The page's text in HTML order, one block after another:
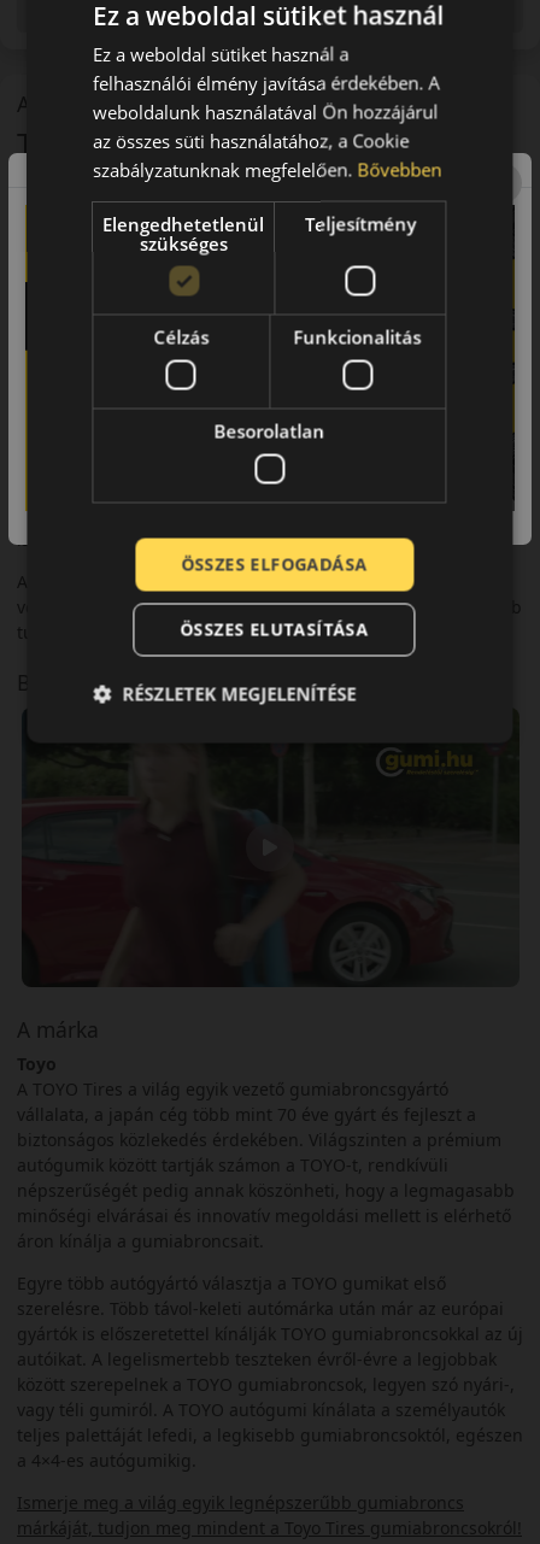
A mintázat
TOYO Proxes Comfort
A Proxes Comfort úgy lett kifejlesztve, hogy prémium szintű
stabilitást és kényelmet biztosítson a nyugodt és élvezetes
Az új futófelület-összetétel és a Proxes Comfort belső
szerkezete fokozott stabilitást, magabiztos kezelhetőséget és
kiváló fékezést biztosít a gumiabroncsnak nagy sebességnél
A dinamikus teljesítmény, kombinálva a csendes, kényelmes
vezetéssel járul hozzá, hogy a Proxes Comfort az egyik legjobb
tulajdonságú gumiabroncs legyen.
Bemutató videó a mintáról
A márka
Toyo
A TOYO Tires a világ egyik vezető gumiabroncsgyártó
vállalata, a japán cég több mint 70 éve gyárt és fejleszt a
biztonságos közlekedés érdekében. Világszinten a prémium
autógumik között tartják számon a TOYO-t, rendkívüli
népszerűségét pedig annak köszönheti, hogy a legmagasabb
minőségi elvárásai és innovatív megoldási mellett is elérhető
áron kínálja a gumiabroncsait.
Egyre több autógyártó választja a TOYO gumikat első
szerelésre. Több távol-keleti autómárka után már az európai
gyártók is előszeretettel kínálják TOYO gumiabroncsokkal az új
autóikat. A legelismertebb teszteken évről-évre a legjobbak
között szerepelnek a TOYO gumiabroncsok, legyen szó nyári-,
vagy téli gumiról. A TOYO autógumi kínálata a személyautók
teljes palettáját lefedi, a legkisebb gumiabroncsoktól, egészen
a 4×4-es autógumikig.
Ismerje meg a világ egyik legnépszerűbb gumiabroncs
márkáját, tudjon meg mindent a Toyo Tires gumiabroncsokról!
ellátott abroncs kerül kiszállításra.
Ez a weboldal sütiket használ
Ez a weboldal sütiket használ a
felhasználói élmény javítása érdekében. A
weboldalunk használatával Ön hozzájárul
az összes süti használatához, a Cookie
szabályzatunknak megfelelően. Bővebben
Elengedhetetlenül
szükséges
Teljesítmény
Célzás Funkcionalitás
Besorolatlan
ÖSSZES ELFOGADÁSA
ÖSSZES ELUTASÍTÁSA
RÉSZLETEK MEGJELENÍTÉSE